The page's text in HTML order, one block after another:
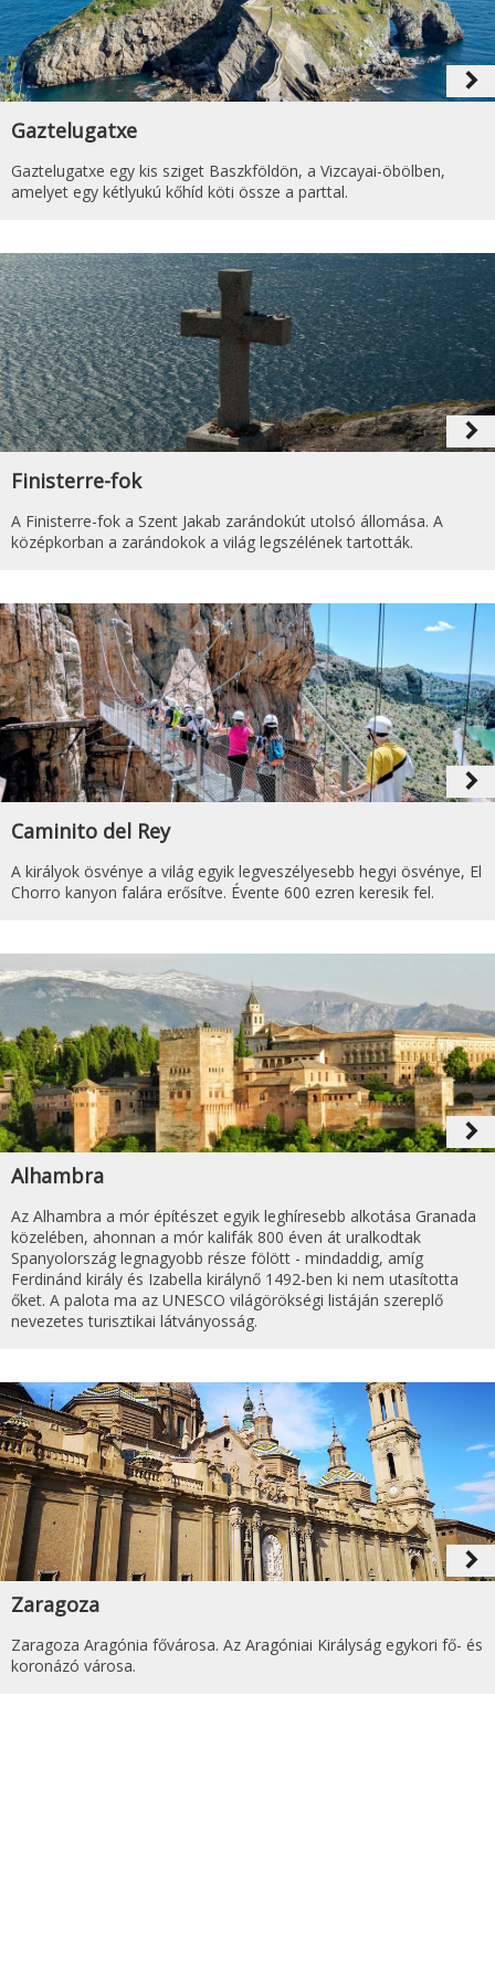
navigate_next
Gaztelugatxe
Gaztelugatxe egy kis sziget Baszkföldön, a Vizcayai-öbölben,
amelyet egy kétlyukú kőhíd köti össze a parttal.
navigate_next
Finisterre-fok
A Finisterre-fok a Szent Jakab zarándokút utolsó állomása. A
középkorban a zarándokok a világ legszélének tartották.
navigate_next
Caminito del Rey
A királyok ösvénye a világ egyik legveszélyesebb hegyi ösvénye, El
Chorro kanyon falára erősítve. Évente 600 ezren keresik fel.
navigate_next
Alhambra
Az Alhambra a mór építészet egyik leghíresebb alkotása Granada
közelében, ahonnan a mór kalifák 800 éven át uralkodtak
Spanyolország legnagyobb része fölött - mindaddig, amíg
Ferdinánd király és Izabella királynő 1492-ben ki nem utasította
őket. A palota ma az UNESCO világörökségi listáján szereplő
nevezetes turisztikai látványosság.
navigate_next
Zaragoza
Zaragoza Aragónia fővárosa. Az Aragóniai Királyság egykori fő- és
koronázó városa.